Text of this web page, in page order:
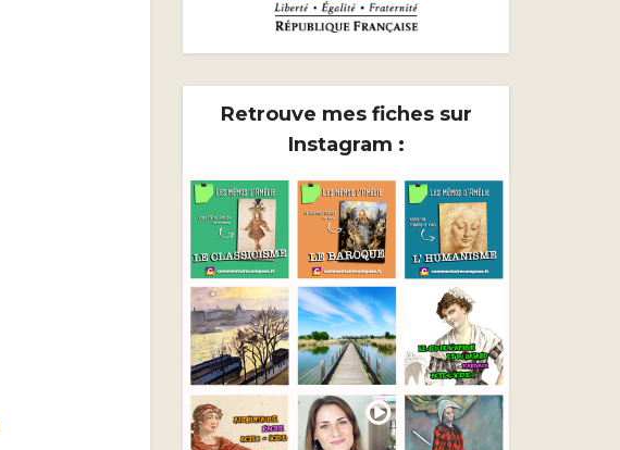
Retrouve mes fiches sur
Instagram :